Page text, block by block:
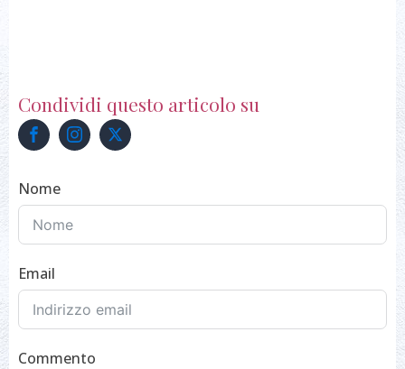
Condividi questo articolo su
Nome
Email
Commento